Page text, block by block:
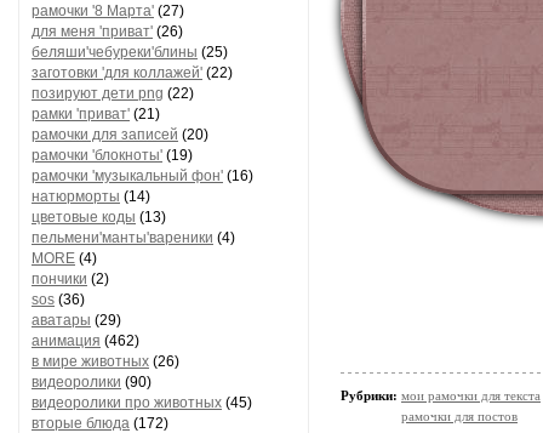
рамочки '8 Марта' (27)
для меня 'приват' (26)
беляши'чебуреки'блины (25)
заготовки 'для коллажей' (22)
позируют дети png (22)
рамки 'приват' (21)
рамочки для записей (20)
рамочки 'блокноты' (19)
рамочки 'музыкальный фон' (16)
натюрморты (14)
цветовые коды (13)
пельмени'манты'вареники (4)
MORE (4)
пончики (2)
sos (36)
аватары (29)
анимация (462)
в мире животных (26)
видеоролики (90)
видеоролики про животных (45)
вторые блюда (172)
Рубрики: мои рамочки для текста
рамочки для постов